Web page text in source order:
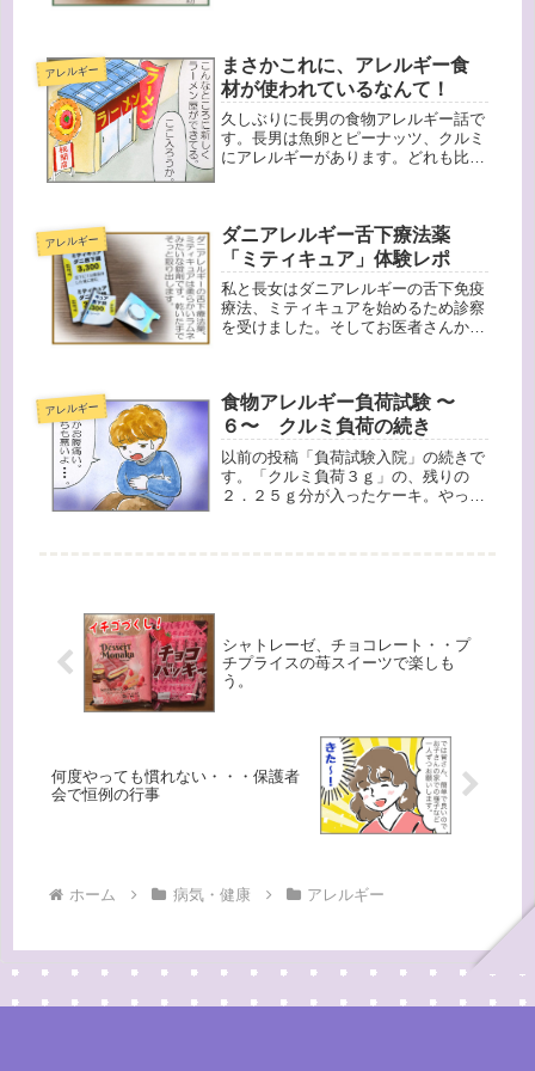
ルコール摂取、入浴しないように）と
摂...
アレルギー
まさかこれに、アレルギー食
材が使われているなんて！
久しぶりに長男の食物アレルギー話で
す。長男は魚卵とピーナッツ、クルミ
にアレルギーがあります。どれも比較
ことです。「ラーメン４つとお子様ラ
ーメ...
アレルギー
ダニアレルギー舌下療法薬
「ミティキュア」体験レポ
私と長女はダニアレルギーの舌下免疫
療法、ミティキュアを始めるため診察
を受けました。そしてお医者さんから
「ミティキュア」を受け取りました。
最初...
アレルギー
食物アレルギー負荷試験 〜
６〜 クルミ負荷の続き
以前の投稿「負荷試験入院」の続きで
す。「クルミ負荷３ｇ」の、残りの
２．２５ｇ分が入ったケーキ。やっぱ
シャトレーゼ、チョコレート・・プ
チプライスの苺スイーツで楽しも
う。
何度やっても慣れない・・・保護者
会で恒例の行事
ホーム 病気・健康 アレルギー